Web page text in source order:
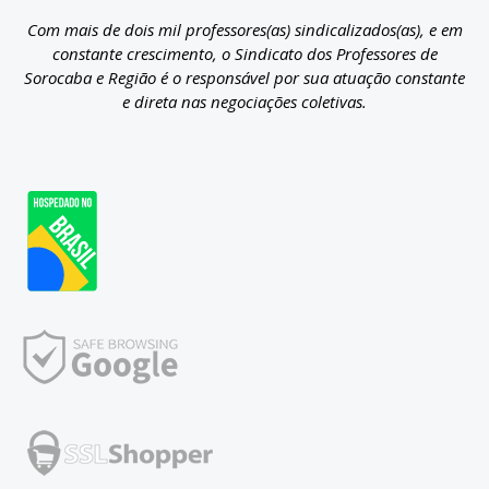
Com mais de dois mil professores(as) sindicalizados(as), e em
constante crescimento, o Sindicato dos Professores de
Sorocaba e Região é o responsável por sua atuação constante
e direta nas negociações coletivas.